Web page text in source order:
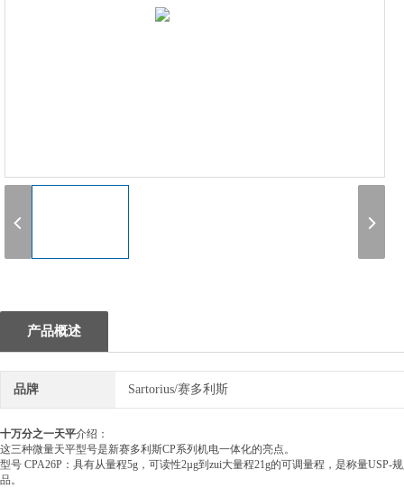
产品概述
品牌 Sartorius/赛多利斯
十万分之一天平介绍：
这三种微量天平型号是新赛多利斯CP系列机电一体化的亮点。
型号 CPA26P：具有从量程5g，可读性2µg到zui大量程21g的可调量程，是称量
品。